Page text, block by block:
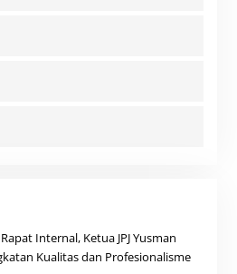
Internal, Ketua JPJ Yusman
Kualitas dan Profesionalisme